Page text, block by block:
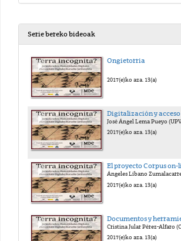
Serie bereko bideoak
Ongietorria
2017(e)ko aza. 13(a)
José Ángel Lema Pueyo
2017(e)ko aza. 13(a)
El proyecto Corpus on-
Ángeles Líbano
2017(e)ko aza. 13(a)
2017(e)ko aza. 13(a)